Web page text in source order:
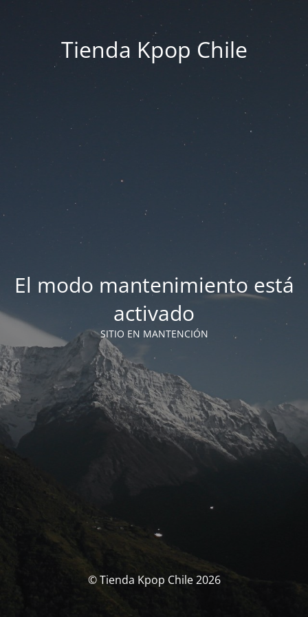
Tienda Kpop Chile
El modo mantenimiento está
activado
SITIO EN MANTENCIÓN
© Tienda Kpop Chile 2026